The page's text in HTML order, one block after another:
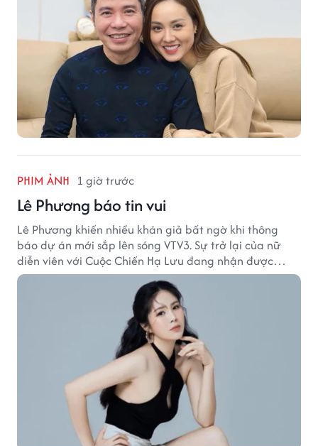
PHIM ẢNH 1 giờ trước
Lê Phương báo tin vui
Lê Phương khiến nhiều khán giả bất ngờ khi thông
báo dự án mới sắp lên sóng VTV3. Sự trở lại của nữ
diễn viên với Cuộc Chiến Hạ Lưu đang nhận được
nhiều sự quan tâm.